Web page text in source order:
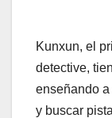
Kunxun, el
detective,
enseñando
y buscar